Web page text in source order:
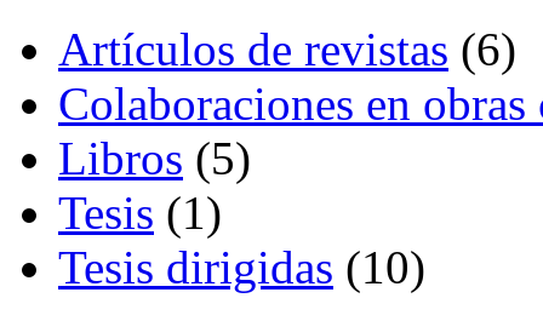
Artículos de revistas (6)
Colaboraciones en
Libros (5)
Tesis (1)
Tesis dirigidas (10)